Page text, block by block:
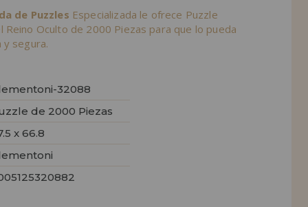
de Puzzles Especializada le ofrece Puzzle
Reino Oculto de 2000 Piezas para que lo pueda
segura.
32088
de 2000 Piezas
x 66.8